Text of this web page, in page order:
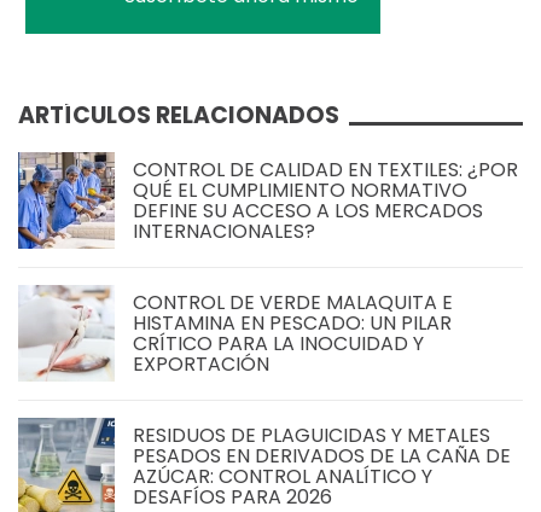
ARTÍCULOS RELACIONADOS
CONTROL DE CALIDAD EN TEXTILES: ¿POR
QUÉ EL CUMPLIMIENTO NORMATIVO
DEFINE SU ACCESO A LOS MERCADOS
INTERNACIONALES?
CONTROL DE VERDE MALAQUITA E
HISTAMINA EN PESCADO: UN PILAR
CRÍTICO PARA LA INOCUIDAD Y
EXPORTACIÓN
RESIDUOS DE PLAGUICIDAS Y METALES
PESADOS EN DERIVADOS DE LA CAÑA DE
AZÚCAR: CONTROL ANALÍTICO Y
DESAFÍOS PARA 2026